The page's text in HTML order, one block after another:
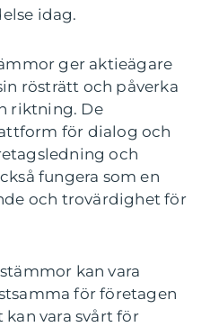
idag.
ger aktieägare
rösträtt och påverka
riktning. De
för dialog och
och
fungera som en
och trovärdighet för
kan vara
för företagen
vara svårt för